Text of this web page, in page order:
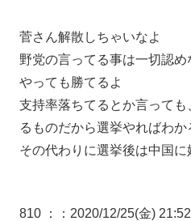
菅さん解散しちゃいなよ
野党の言ってる事は一切認
やっても勝てるよ
支持率落ちてるとか言って
るものだから選挙やればわか
その代わりに選挙後は中国
810 ： ：2020/12/25(金)